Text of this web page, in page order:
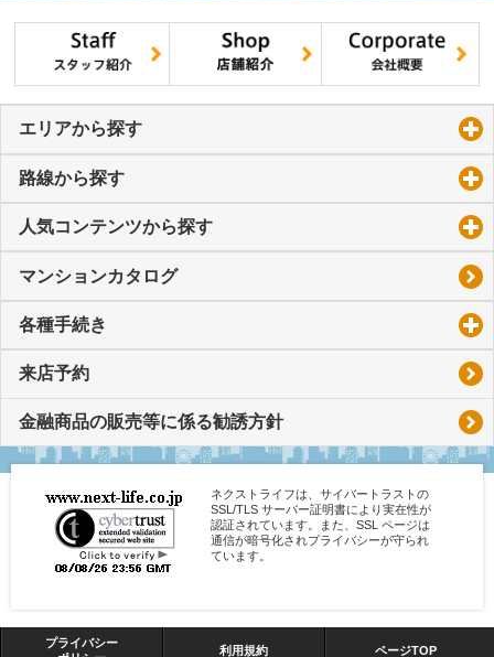
エリアから探す
路線から探す
人気コンテンツから探す
マンションカタログ
各種手続き
来店予約
金融商品の販売等に係る勧誘方針
ネクストライフは、サイバートラストの
SSL/TLS サーバー証明書により実在性が
認証されています。また、SSL ページは
通信が暗号化されプライバシーが守られ
ています。
プライバシー
利用規約 ページTOP